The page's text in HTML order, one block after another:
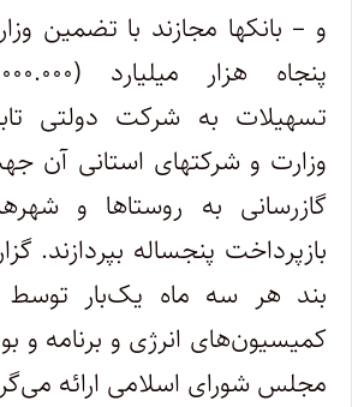
و – بانکها مجازند با تضمین
تسهیلات به شرکت دولتی
وزارت و شرکتهای استانی آن
گازرسانی به روستاها و
بازپرداخت پنجساله بپردازند.
بند هر سه ماه یک‌بار
کمیسیون‌های انرژی و برنامه و
مجلس شورای اسلامی ارائه